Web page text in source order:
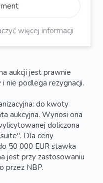
więcej informacji
aukcji jest prawnie
nie podlega rezygnacji.
do kwoty
aukcyjna. Wynosi ona
doliczona
Dla ceny
50 000 EUR stawka
jest przy zastosowaniu
przez NBP.